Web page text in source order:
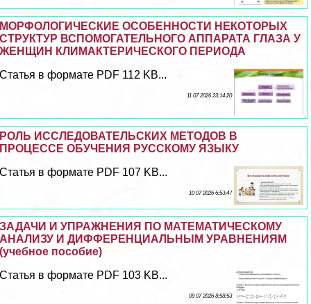
МОРФОЛОГИЧЕСКИЕ ОСОБЕННОСТИ НЕКОТОРЫХ
СТРУКТУР ВСПОМОГАТЕЛЬНОГО АППАРАТА ГЛАЗА У
ЖЕНЩИН КЛИМАКТЕРИЧЕСКОГО ПЕРИОДА
Статья в формате PDF 112 KB...
11 07 2026 23:14:20
РОЛЬ ИССЛЕДОВАТЕЛЬСКИХ МЕТОДОВ В
ПРОЦЕССЕ ОБУЧЕНИЯ РУССКОМУ ЯЗЫКУ
Статья в формате PDF 107 KB...
10 07 2026 6:53:47
ЗАДАЧИ И УПРАЖНЕНИЯ ПО МАТЕМАТИЧЕСКОМУ
АНАЛИЗУ И ДИФФЕРЕНЦИАЛЬНЫМ УРАВНЕНИЯМ
(учебное пособие)
Статья в формате PDF 103 KB...
09 07 2026 8:58:53